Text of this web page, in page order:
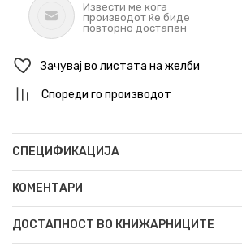
Извести ме кога
производот ќе биде
повторно достапен
Зачувај во листата на желби
Спореди го производот
СПЕЦИФИКАЦИЈА
КОМЕНТАРИ
ДОСТАПНОСТ ВО КНИЖАРНИЦИТЕ